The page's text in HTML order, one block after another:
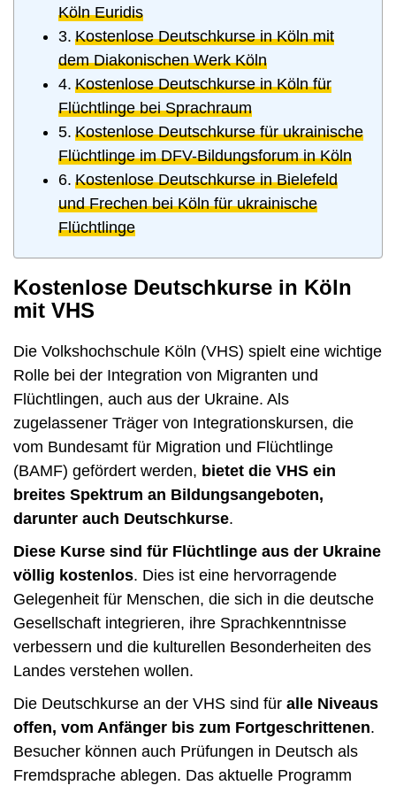
Köln Euridis
Kostenlose Deutschkurse in Köln mit
dem Diakonischen Werk Köln
Kostenlose Deutschkurse in Köln für
Flüchtlinge bei Sprachraum
Kostenlose Deutschkurse für ukrainische
Flüchtlinge im DFV-Bildungsforum in Köln
Kostenlose Deutschkurse in Bielefeld
und Frechen bei Köln für ukrainische
Flüchtlinge
Kostenlose Deutschkurse in Köln
mit VHS
Die Volkshochschule Köln (VHS) spielt eine wichtige
Rolle bei der Integration von Migranten und
Flüchtlingen, auch aus der Ukraine. Als
zugelassener Träger von Integrationskursen, die
vom Bundesamt für Migration und Flüchtlinge
(BAMF) gefördert werden, bietet die VHS ein
breites Spektrum an Bildungsangeboten,
darunter auch Deutschkurse.
Diese Kurse sind für Flüchtlinge aus der Ukraine
völlig kostenlos. Dies ist eine hervorragende
Gelegenheit für Menschen, die sich in die deutsche
Gesellschaft integrieren, ihre Sprachkenntnisse
verbessern und die kulturellen Besonderheiten des
Landes verstehen wollen.
Die Deutschkurse an der VHS sind für alle Niveaus
offen, vom Anfänger bis zum Fortgeschrittenen.
Besucher können auch Prüfungen in Deutsch als
Fremdsprache ablegen. Das aktuelle Programm